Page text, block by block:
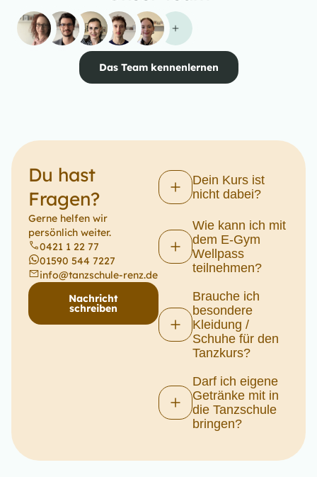
Das Team kennenlernen
Du hast
Fragen?
Gerne helfen wir
persönlich weiter.
0421 1 22 77
01590 544 7227
info@tanzschule-renz.de
Nachricht
schreiben
Dein Kurs ist
nicht dabei?
Wie kann ich mit
dem E-Gym
Wellpass
teilnehmen?
Brauche ich
besondere
Kleidung /
Schuhe für den
Tanzkurs?
Darf ich eigene
Getränke mit in
die Tanzschule
bringen?